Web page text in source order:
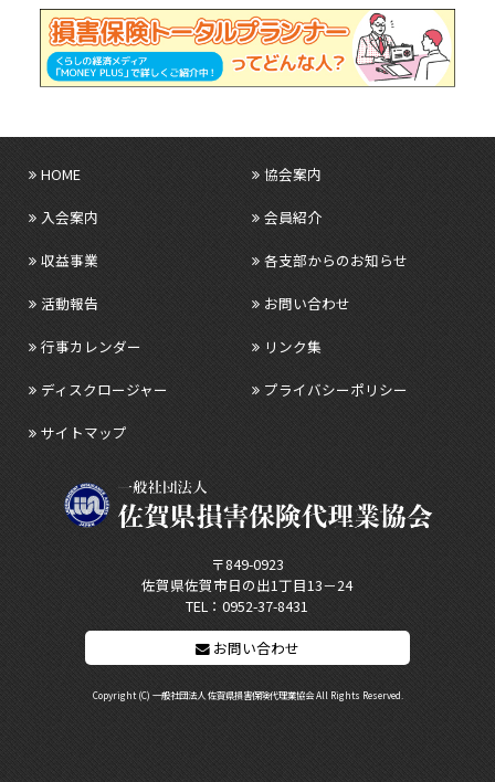
HOME 協会案内
入会案内 会員紹介
収益事業 各支部からのお知らせ
活動報告 お問い合わせ
行事カレンダー リンク集
ディスクロージャー プライバシーポリシー
サイトマップ
〒849-0923
佐賀県佐賀市日の出1丁目13－24
TEL：0952-37-8431
お問い合わせ
Copyright (C) 一般社団法人 佐賀県損害保険代理業協会 All Rights Reserved.